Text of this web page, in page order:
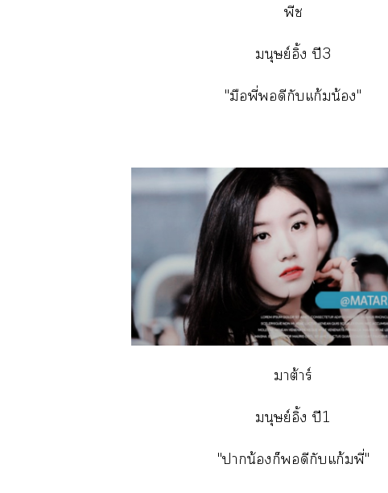
พีช
มนุษย์อิ้ง ปี3
"มือพี่ดีกับแก้มน้อง"
าต้าร์
มนุษย์อิ้ง ปี1
"าน้องก็ดีกับแก้มพี่"